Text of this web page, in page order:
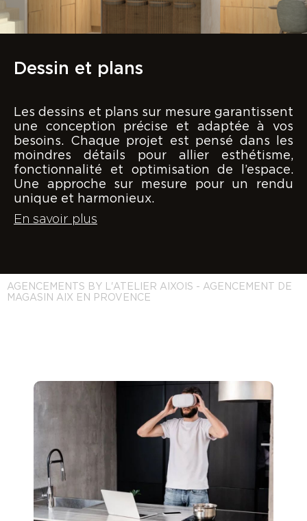
Dessin et plans
Les dessins et plans sur mesure garantissent
une conception précise et adaptée à vos
besoins. Chaque projet est pensé dans les
moindres détails pour allier esthétisme,
fonctionnalité et optimisation de l’espace.
Une approche sur mesure pour un rendu
unique et harmonieux.
En savoir plus
AGENCEMENTS BY L'ATELIER AIXOIS - AGENCEMENT DE
MAGASIN AIX EN PROVENCE